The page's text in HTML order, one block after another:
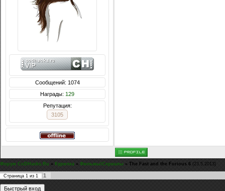
Сообщений: 1074
Награды: 129
Репутация:
3105
Форум CoDHacks.Ru » Курилка » Фильмы\Сериалы » The Fast and the Furious 6 (23.5.2013)
Страница 1 из 1 1